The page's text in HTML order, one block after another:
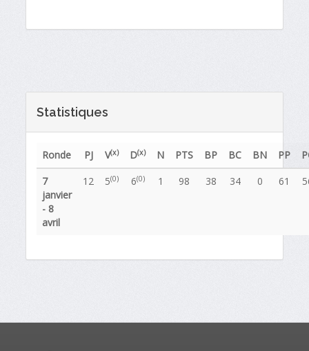
Statistiques
Ronde PJ V(x) D(x) N PTS BP BC BN PP
7
janvier
- 8
avril
12 5(0) 6(0) 1 98 38 34 0 61